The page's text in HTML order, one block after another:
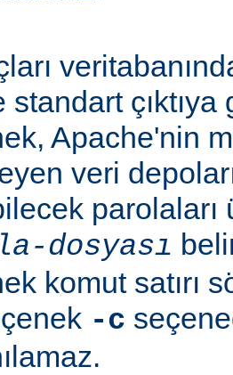
standart çıktıya
Apache'nin
veri
parolaları
dosyası
komut satırı
-c